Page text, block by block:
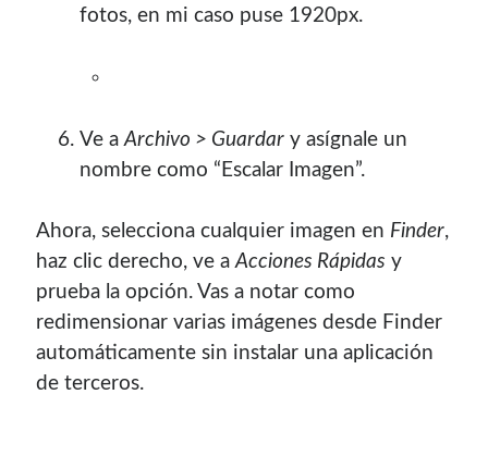
fotos, en mi caso puse 1920px.
Ve aArchivo > Guardar y asígnale un
nombre como “Escalar Imagen”.
Ahora, selecciona cualquier imagen en Finder,
haz clic derecho, ve aAcciones Rápidas y
prueba la opción. Vas a notar como
redimensionar varias imágenes desde Finder
automáticamente sin instalar una aplicación
de terceros.